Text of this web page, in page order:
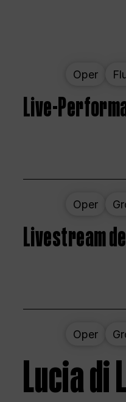
Oper
Live-
Oper
Livestream
Oper
Lucia di